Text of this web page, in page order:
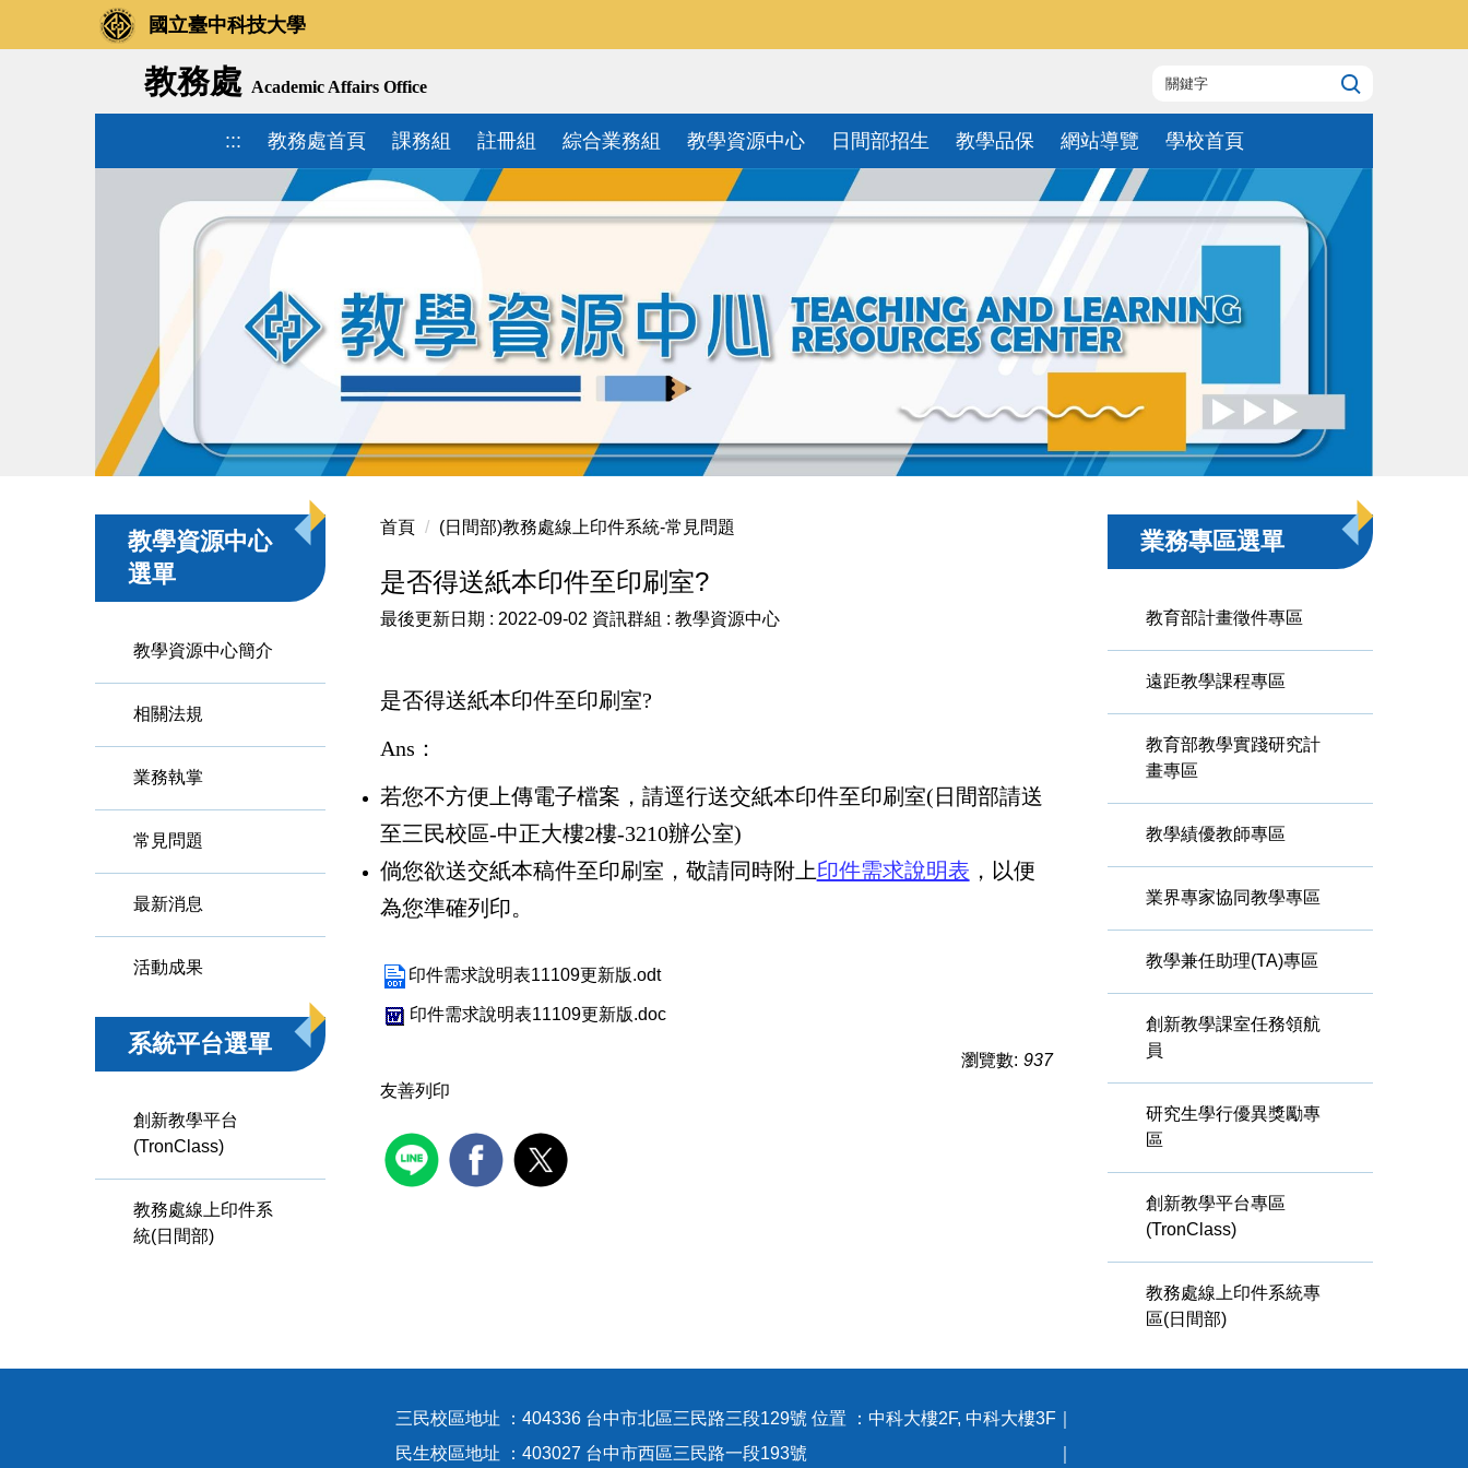
國立臺中科技大學
教務處 Academic Affairs Office
::: 教務處首頁 課務組 註冊組 綜合業務組 教學資源中心 日間部招生 教學品保 網站導覽 學校首頁
教學資源中心
選單
教學資源中心簡介
相關法規
業務執掌
常見問題
最新消息
活動成果
系統平台選單
創新教學平台
(TronClass)
教務處線上印件系
統(日間部)
首頁 (日間部)教務處線上印件系統-常見問題
是否得送紙本印件至印刷室?
最後更新日期 : 2022-09-02 資訊群組 : 教學資源中心
是否得送紙本印件至印刷室?
Ans：
若您不方便上傳電子檔案，請逕行送交紙本印件至印刷室(日間部請送
至三民校區-中正大樓2樓-3210辦公室)
倘您欲送交紙本稿件至印刷室，敬請同時附上印件需求說明表 ，以便
為您準確列印。
印件需求說明表11109更新版.odt
印件需求說明表11109更新版.doc
瀏覽數: 937
友善列印
業務專區選單
教育部計畫徵件專區
遠距教學課程專區
教育部教學實踐研究計
畫專區
教學績優教師專區
業界專家協同教學專區
教學兼任助理(TA)專區
創新教學課室任務領航
員
研究生學行優異獎勵專
區
創新教學平台專區
(TronClass)
教務處線上印件系統專
區(日間部)
三民校區地址 ：404336 台中市北區三民路三段129號 位置 ：中科大樓2F, 中科大樓3F｜
民生校區地址 ：403027 台中市西區三民路一段193號 ｜